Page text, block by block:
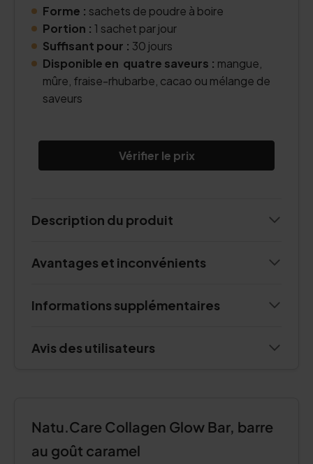
Forme : sachets de poudre à boire
Portion : 1 sachet par jour
Suffisant pour : 30 jours
Disponible en quatre saveurs : mangue,
mûre, fraise-rhubarbe, cacao ou mélange de
saveurs
Vérifier le prix
Description du produit
Avantages et inconvénients
Informations supplémentaires
Avis des utilisateurs
Natu.Care Collagen Glow Bar, barre
au goût caramel